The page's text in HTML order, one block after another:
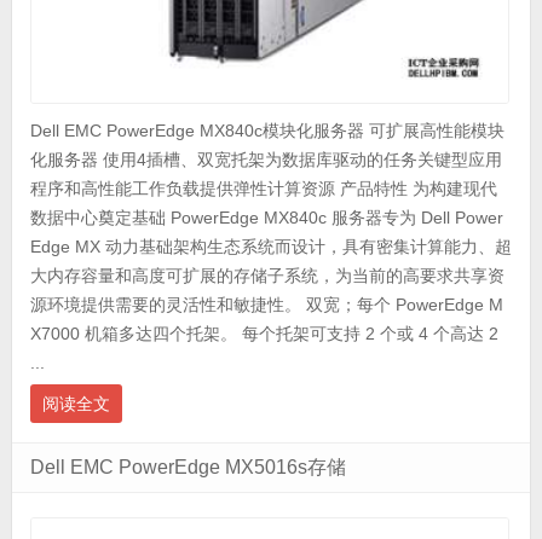
Dell EMC PowerEdge MX840c模块化服务器 可扩展高性能模块
化服务器 使用4插槽、双宽托架为数据库驱动的任务关键型应用
程序和高性能工作负载提供弹性计算资源 产品特性 为构建现代
数据中心奠定基础 PowerEdge MX840c 服务器专为 Dell Power
Edge MX 动力基础架构生态系统而设计，具有密集计算能力、超
大内存容量和高度可扩展的存储子系统，为当前的高要求共享资
源环境提供需要的灵活性和敏捷性。 双宽；每个 PowerEdge M
X7000 机箱多达四个托架。 每个托架可支持 2 个或 4 个高达 2
...
阅读全文
Dell EMC PowerEdge MX5016s存储